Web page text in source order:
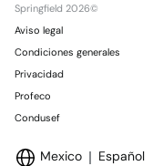
Springfield 2026©
Aviso legal
Condiciones generales
Privacidad
Profeco
Condusef
Mexico Español